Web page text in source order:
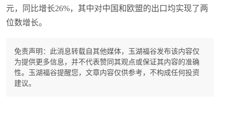
元，同比增长26%，其中对中国和欧盟的出口均实现了两
位数增长。
免责声明：此消息转载自其他媒体，玉湖福谷发布该内容仅
为提供更多信息，并不代表赞同其观点或保证其内容的准确
性。玉湖福谷提醒您，文章内容仅供参考，不构成任何投资
建议。